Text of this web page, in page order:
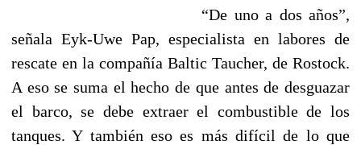
“De uno a dos años”,
señala Eyk-Uwe Pap, especialista en labores de
rescate en la compañía Baltic Taucher, de Rostock.
A eso se suma el hecho de que antes de desguazar
el barco, se debe extraer el combustible de los
tanques. Y también eso es más difícil de lo que